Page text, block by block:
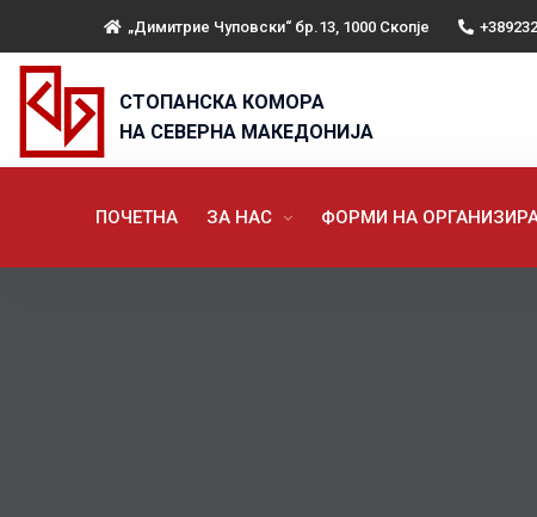
„Димитрие Чуповски“ бр.13, 1000 Скопје
СТОПАНСКА КОМОРА
НА СЕВЕРНА МАКЕДОНИЈА
ПОЧЕТНА ЗА НАС ФОРМИ НА